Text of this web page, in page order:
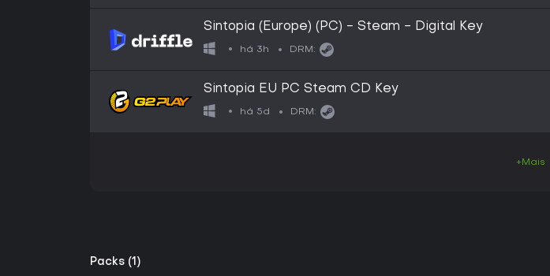
Sintopia (Europe) (PC) - Steam - Digital Key
há 3h DRM:
Sintopia EU PC Steam CD Key
há 5d DRM:
+Mais
Packs (1)